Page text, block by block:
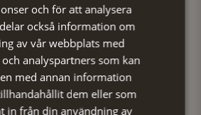
XL
och för att analysera
också information om
av vår webbplats med
analyspartners som kan
med annan information
dem eller som
in från din användning av